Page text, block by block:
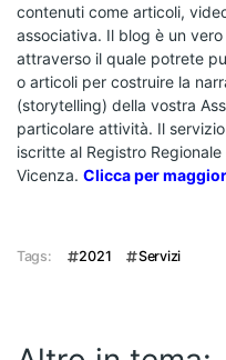
contenuti come articoli,
associativa. Il blog è un
attraverso il quale potrete
o articoli per costruire la
(storytelling) della vostra
particolare attività. Il
iscritte al Registro
Vicenza. Clicca per
Tags 2021 Servizi